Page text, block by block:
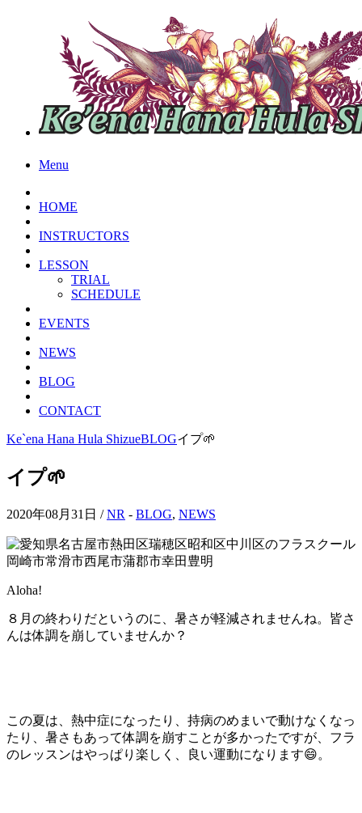
Menu
HOME
INSTRUCTORS
LESSON
TRIAL
SCHEDULE
EVENTS
NEWS
BLOG
CONTACT
Ke`ena Hana Hula ShizueBLOGイプ🌱
イプ🌱
2020年08月31日 /NR - BLOG, NEWS
Aloha!
８月の終わりだというのに、暑さが軽減されませんね。皆さ
んは体調を崩していませんか？
この夏は、熱中症になったり、持病のめまいで動けなくなっ
たり、暑さもあって体調を崩すことが多かったですが、フラ
のレッスンはやっぱり楽しく、良い運動になります😄。